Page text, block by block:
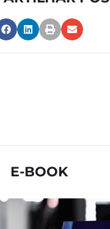
E-BOOK